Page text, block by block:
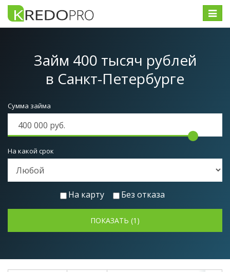
Меню
Займ 400 тысяч рублей
в Санкт-Петербурге
Сумма займа
На какой срок
На карту Без отказа